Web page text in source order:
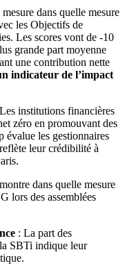
mesure dans quelle mesure
les Objectifs de
Les scores vont de -10
grande part moyenne
une contribution nette
indicateur de l’impact
institutions financières
zéro en promouvant des
évalue les gestionnaires
leur crédibilité à
dans quelle mesure
lors des assemblées
: La part des
SBTi indique leur